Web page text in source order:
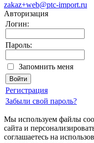
zakaz+web@ptc-import.ru
Авторизация
Логин:
Пароль:
Запомнить меня
Регистрация
Забыли свой пароль?
Мы используем файлы
сайта и
соглашаетесь на